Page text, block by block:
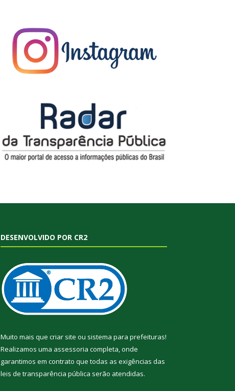
DESENVOLVIDO POR CR2
Muito mais que criar site ou sistema para prefeituras!
Realizamos uma assessoria completa, onde
garantimos em contrato que todas as exigências das
leis de transparência pública serão atendidas.